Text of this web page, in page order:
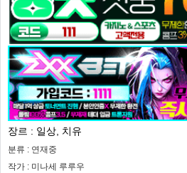
장르 : 일상, 치유
분류 : 연재중
작가 : 미나세 루루우